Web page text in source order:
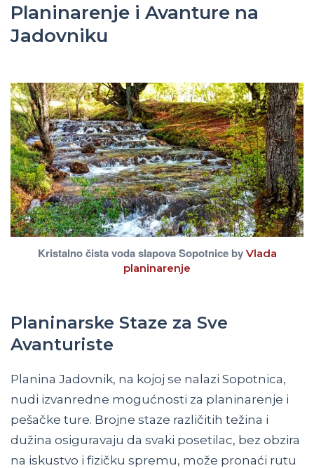
Planinarenje i Avanture na
Jadovniku
Kristalno čista voda slapova Sopotnice by Vlada
planinarenje
Planinarske Staze za Sve
Avanturiste
Planina Jadovnik, na kojoj se nalazi Sopotnica,
nudi izvanredne mogućnosti za planinarenje i
pešačke ture. Brojne staze različitih težina i
dužina osiguravaju da svaki posetilac, bez obzira
na iskustvo i fizičku spremu, može pronaći rutu